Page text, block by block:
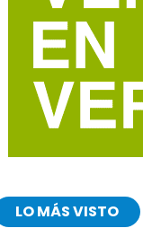
LO MÁS VISTO